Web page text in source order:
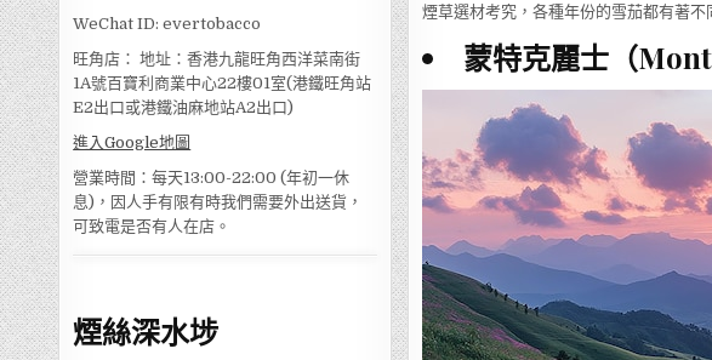
WeChat ID: evertobacco
旺角店： 地址：香港九龍旺角西洋菜南街
1A號百寶利商業中心22樓01室(港鐵旺角站
E2出口或港鐵油麻地站A2出口)
進入Google地圖
營業時間：每天13:00-22:00 (年初一休
息)，因人手有限有時我們需要外出送貨，
可致電是否有人在店。
煙絲深水埗
煙草選材考究，各種年份的雪茄都有著
蒙特克麗士（